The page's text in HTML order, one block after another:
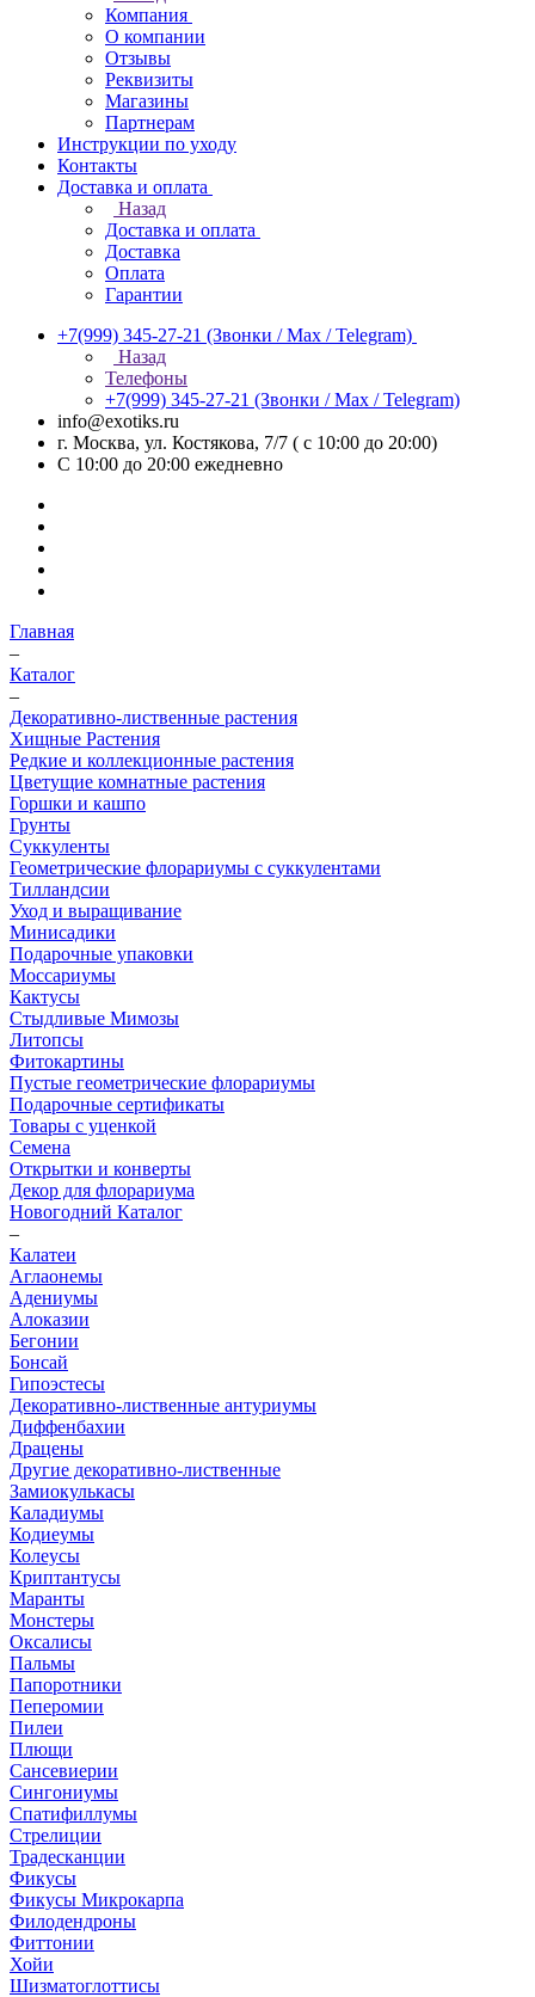
Компания
О компании
Отзывы
Реквизиты
Магазины
Партнерам
Инструкции по уходу
Контакты
Доставка и оплата
Назад
Доставка и оплата
Доставка
Оплата
Гарантии
+7(999) 345-27-21 (Звонки / Max / Telegram)
Назад
Телефоны
+7(999) 345-27-21 (Звонки / Max / Telegram)
info@exotiks.ru
г. Москва, ул. Костякова, 7/7 ( с 10:00 до 20:00)
С 10:00 до 20:00 ежедневно
Главная
–
Каталог
–
Декоративно-лиственные растения
Хищные Растения
Редкие и коллекционные растения
Цветущие комнатные растения
Горшки и кашпо
Грунты
Суккуленты
Геометрические флорариумы с суккулентами
Тилландсии
Уход и выращивание
Минисадики
Подарочные упаковки
Моссариумы
Кактусы
Стыдливые Мимозы
Литопсы
Фитокартины
Пустые геометрические флорариумы
Подарочные сертификаты
Товары с уценкой
Семена
Открытки и конверты
Декор для флорариума
Новогодний Каталог
–
Калатеи
Аглаонемы
Адениумы
Алоказии
Бегонии
Бонсай
Гипоэстесы
Декоративно-лиственные антуриумы
Диффенбахии
Драцены
Другие декоративно-лиственные
Замиокулькасы
Каладиумы
Кодиеумы
Колеусы
Криптантусы
Маранты
Монстеры
Оксалисы
Пальмы
Папоротники
Пеперомии
Пилеи
Плющи
Сансевиерии
Сингониумы
Спатифиллумы
Стрелиции
Традесканции
Фикусы
Фикусы Микрокарпа
Филодендроны
Фиттонии
Хойи
Шизматоглоттисы